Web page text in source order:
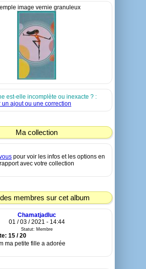
image vernie granuleux
est-elle incomplète ou inexacte ? :
un ajout ou une correction
Ma collection
pour voir les infos et les options en
rapport avec votre collection
membres sur cet album
Chamatjadluc
01 / 03 / 2021 - 14:44
Statut: Membre
15 / 20
ma petite fille a adorée